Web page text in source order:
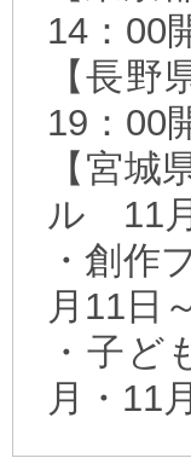
14：00
【長
19：00
【宮
ル 11
・創
月11日
・子
月・11